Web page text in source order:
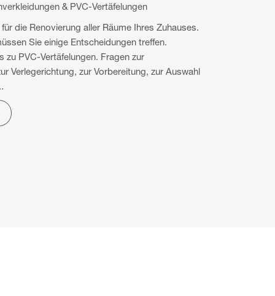
& PVC-Vertäfelungen
die Renovierung aller Räume Ihres Zuhauses.
Sie einige Entscheidungen treffen.
PVC-Vertäfelungen. Fragen zur
Verlegerichtung, zur Vorbereitung, zur Auswahl